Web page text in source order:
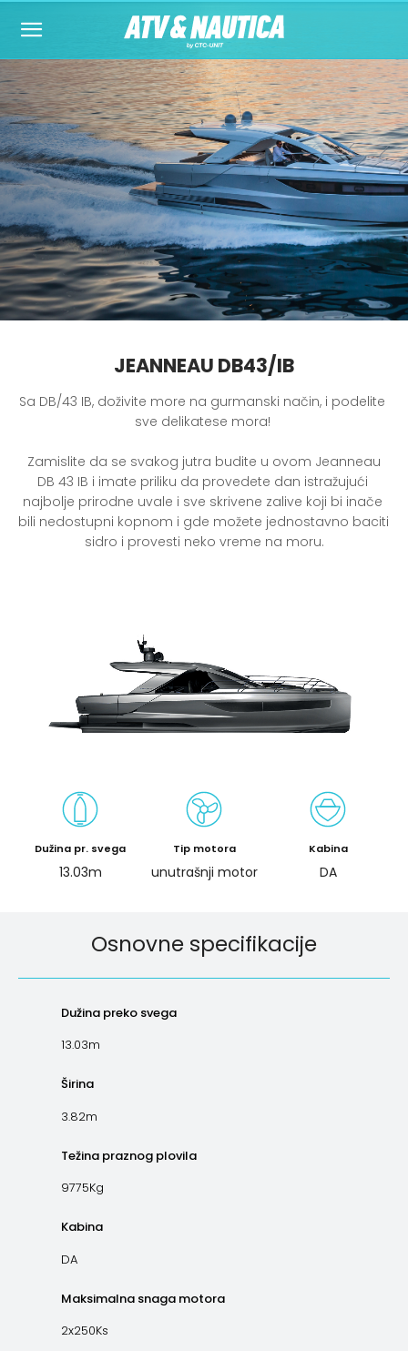
JEANNEAU DB43/IB
Sa DB/43 IB, doživite more na gurmanski način, i podelite
sve delikatese mora!
DB 43 IB i imate priliku da provedete dan istražujući
najbolje prirodne uvale i sve skrivene zalive koji bi inače
bili nedostupni kopnom i gde možete jednostavno baciti
sidro i provesti neko vreme na moru.
Dužina pr. svega
13.03m
Tip motora
unutrašnji motor
Kabina
DA
Osnovne specifikacije
Dužina preko svega
13.03m
Širina
3.82m
Težina praznog plovila
9775Kg
Kabina
DA
Maksimalna snaga motora
2x250Ks